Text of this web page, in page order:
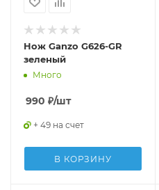
Нож Ganzo G626-GR
зеленый
Много
990 ₽/шт
+ 49 на счет
В КОРЗИНУ